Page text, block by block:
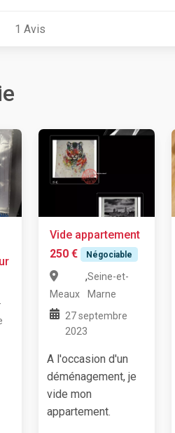
1 Avis
Vide appartement
250 €
Négociable
Meaux
,Seine-et-
Marne
27 septembre
2023
A l'occasion d'un
déménagement, je
vide mon
appartement.